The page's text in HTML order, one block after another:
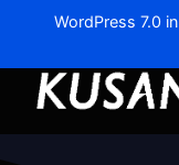
WordPress 7.0